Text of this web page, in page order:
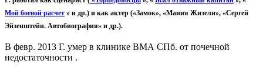
Мой боевой расчет » и др.) и как актер («Замок», «Мания Жизели», «Сергей
Эйзенштейн. Автобиография» и др.).
В февр. 2013 Г. умер в клинике ВМА СПб. от почечной
недостаточности .